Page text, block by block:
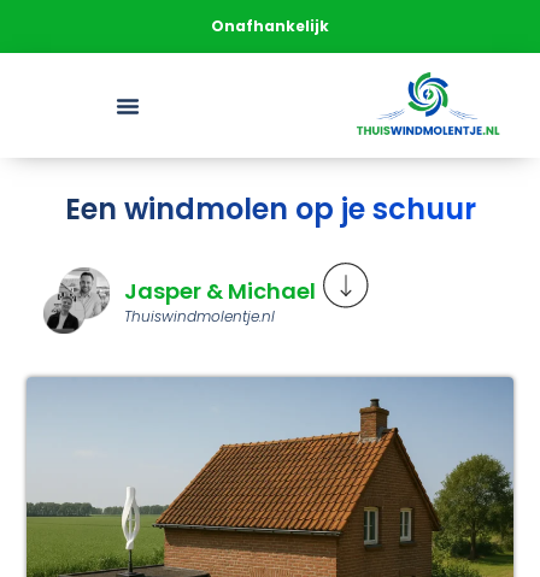
Onafhankelijk
Een windmolen op je schuur
Jasper & Michael
Thuiswindmolentje.nl